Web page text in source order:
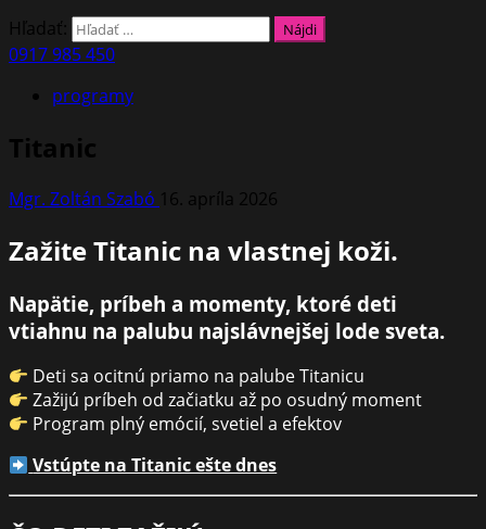
Hľadať:
0917 985 450
programy
Titanic
Mgr. Zoltán Szabó 16. apríla 2026
Zažite Titanic na vlastnej koži.
Napätie, príbeh a momenty, ktoré deti
vtiahnu na palubu najslávnejšej lode sveta.
Deti sa ocitnú priamo na palube Titanicu
Zažijú príbeh od začiatku až po osudný moment
Program plný emócií, svetiel a efektov
Vstúpte na Titanic ešte dnes